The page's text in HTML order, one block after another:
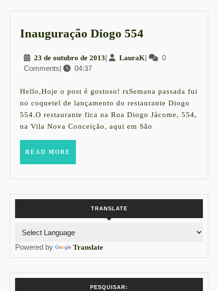
Inauguração Diogo 554
554
23 de outubro de 201323
de
2013
| LauraKLauraK
|
0
Comments| 04:37
Hello,Hoje o post é gostoso! rsSemana passada fui
no coquetel de lançamento do restaurante Diogo
554.O restaurante fica na Rua Diogo Jácome, 554,
na Vila Nova Conceição, aqui em São
READ MORE
TRANSLATE
Powered by Translate
PESQUISAR: